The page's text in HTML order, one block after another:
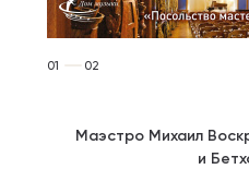
01 02
Маэстро Михаил
и